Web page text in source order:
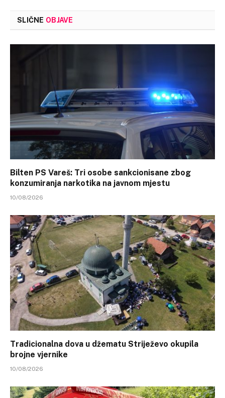
SLIČNE OBJAVE
Bilten PS Vareš: Tri osobe sankcionisane zbog
konzumiranja narkotika na javnom mjestu
10/08/2026
Tradicionalna dova u džematu Striježevo okupila
brojne vjernike
10/08/2026